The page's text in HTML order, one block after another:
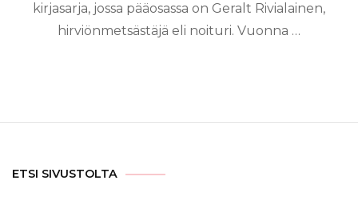
kirjasarja, jossa pääosassa on Geralt Rivialainen,
hirviönmetsästäjä eli noituri. Vuonna …
ETSI SIVUSTOLTA